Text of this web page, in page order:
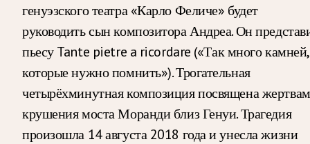
генуэзского театра «Карло Феличе» будет
руководить сын композитора Андреа. Он
пьесу Tante pietre a ricordare («Так много камней,
которые нужно помнить»). Трогательная
четырёхминутная композиция посвящена жертвам
крушения моста Моранди близ Генуи. Трагедия
произошла 14 августа 2018 года и унесла жизни